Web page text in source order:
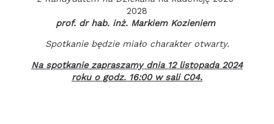
2028
prof. dr hab. inż. Markiem Kozieniem
Spotkanie będzie miało charakter otwarty.
Na spotkanie zapraszamy dnia 12 listopada 2024
roku o godz. 16:00 w sali C04.